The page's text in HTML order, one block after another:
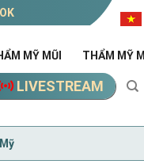
MỸ MŨI THẨM MỸ
LIVESTREAM